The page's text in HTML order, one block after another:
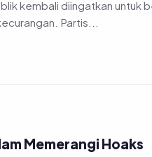
kembali diingatkan untuk
Partis...
Memerangi Hoaks